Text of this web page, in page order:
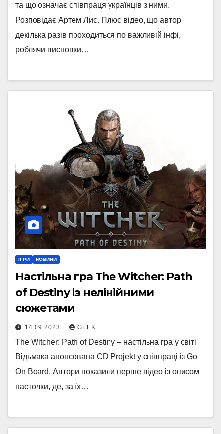
та що означає співпраця українців з ними.
Розповідає Артем Лис. Плюс відео, що автор
декілька разів проходиться по важливій інфі,
роблячи висновки…
ІГРИ НОВИНИ
Настільна гра The Witcher: Path
of Destiny із нелінійними
сюжетами
14.09.2023 GEEK
The Witcher: Path of Destiny – настільна гра у світі
Відьмака анонсована CD Projekt у співпраці із Go
On Board. Автори показили перше відео із описом
настолки, де, за їх…